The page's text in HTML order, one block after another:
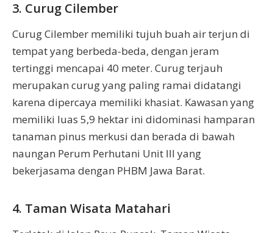
3. Curug Cilember
Curug Cilember memiliki tujuh buah air terjun di
tempat yang berbeda-beda, dengan jeram
tertinggi mencapai 40 meter. Curug terjauh
merupakan curug yang paling ramai didatangi
karena dipercaya memiliki khasiat. Kawasan yang
memiliki luas 5,9 hektar ini didominasi hamparan
tanaman pinus merkusi dan berada di bawah
naungan Perum Perhutani Unit III yang
bekerjasama dengan PHBM Jawa Barat.
4. Taman Wisata Matahari